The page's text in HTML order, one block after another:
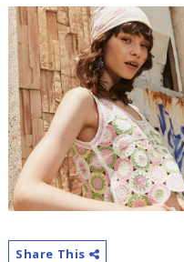
Share This